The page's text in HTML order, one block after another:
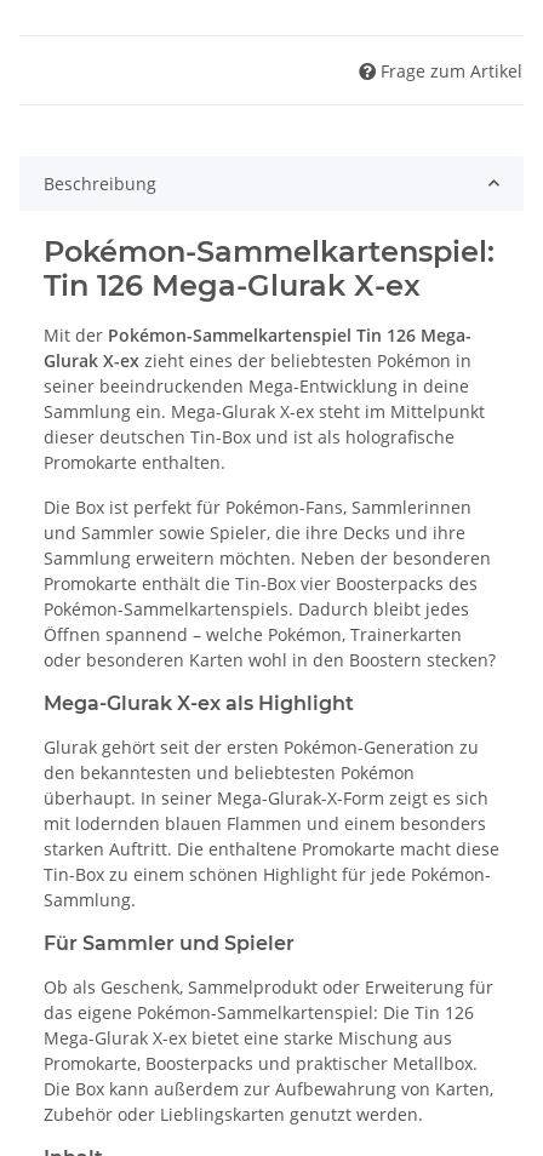
Frage zum Artikel
Beschreibung
Pokémon-Sammelkartenspiel:
Tin 126 Mega-Glurak X-ex
Mit der Pokémon-Sammelkartenspiel Tin 126 Mega-
Glurak X-ex zieht eines der beliebtesten Pokémon in
seiner beeindruckenden Mega-Entwicklung in deine
Sammlung ein. Mega-Glurak X-ex steht im Mittelpunkt
dieser deutschen Tin-Box und ist als holografische
Promokarte enthalten.
Die Box ist perfekt für Pokémon-Fans, Sammlerinnen
und Sammler sowie Spieler, die ihre Decks und ihre
Sammlung erweitern möchten. Neben der besonderen
Promokarte enthält die Tin-Box vier Boosterpacks des
Pokémon-Sammelkartenspiels. Dadurch bleibt jedes
Öffnen spannend – welche Pokémon, Trainerkarten
oder besonderen Karten wohl in den Boostern stecken?
Mega-Glurak X-ex als Highlight
Glurak gehört seit der ersten Pokémon-Generation zu
den bekanntesten und beliebtesten Pokémon
überhaupt. In seiner Mega-Glurak-X-Form zeigt es sich
mit lodernden blauen Flammen und einem besonders
starken Auftritt. Die enthaltene Promokarte macht diese
Tin-Box zu einem schönen Highlight für jede Pokémon-
Sammlung.
Für Sammler und Spieler
Ob als Geschenk, Sammelprodukt oder Erweiterung für
das eigene Pokémon-Sammelkartenspiel: Die Tin 126
Mega-Glurak X-ex bietet eine starke Mischung aus
Promokarte, Boosterpacks und praktischer Metallbox.
Die Box kann außerdem zur Aufbewahrung von Karten,
Zubehör oder Lieblingskarten genutzt werden.